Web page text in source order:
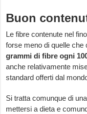
Buon
Le fibre contenute nel
forse meno di quelle
grammi di fibre ogni
anche relativamente
standard offerti dal
Si tratta comunque di
mettersi a dieta e